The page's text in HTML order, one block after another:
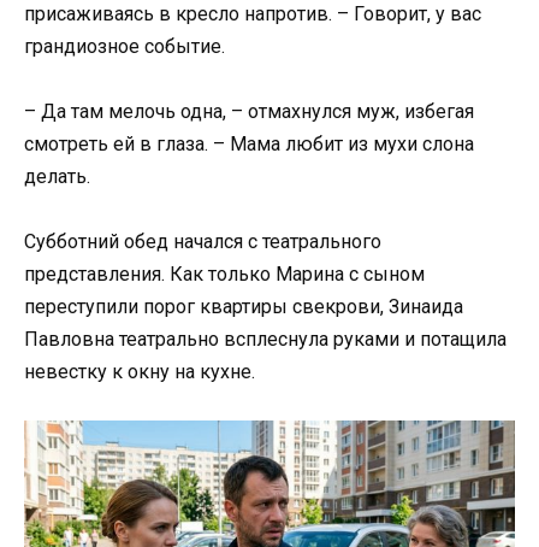
присаживаясь в кресло напротив. – Говорит, у вас
грандиозное событие.
– Да там мелочь одна, – отмахнулся муж, избегая
смотреть ей в глаза. – Мама любит из мухи слона
делать.
Субботний обед начался с театрального
представления. Как только Марина с сыном
переступили порог квартиры свекрови, Зинаида
Павловна театрально всплеснула руками и потащила
невестку к окну на кухне.